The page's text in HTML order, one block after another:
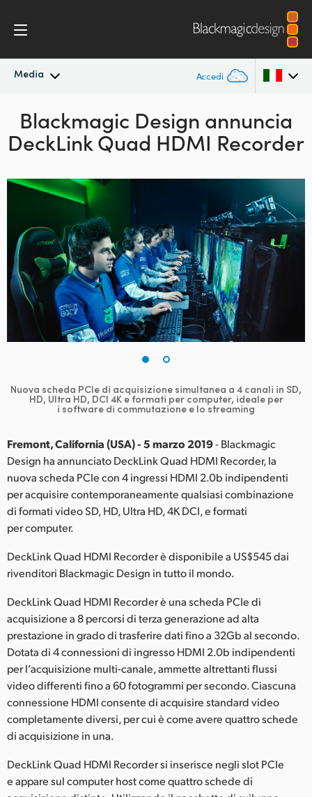
Media Accedi
In primo piano
Archivio
Immagini per i media
Argentina
Australia
Brazil
Canada
China
Denmark
Finland
Germany
Hong Kong SAR, China
India
Italia
Japan
Korea
Malaysia
Netherlands
New Zealand
Norway
Poland
Singapore
Blackmagic Design annuncia
DeckLink Quad HDMI Recorder
Nuova scheda PCIe di acquisizione simultanea a 4 canali in SD,
HD, Ultra HD, DCI 4K e formati per computer, ideale per
i software di commutazione e lo streaming
Fremont, California (USA) - 5 marzo 2019- Blackmagic
Design ha annunciato DeckLink Quad HDMI Recorder, la
nuova scheda PCIe con 4 ingressi HDMI 2.0b indipendenti
per acquisire contemporaneamente qualsiasi combinazione
di formati video SD, HD, Ultra HD, 4K DCI, e formati
per computer.
DeckLink Quad HDMI Recorder è disponibile a US$545 dai
rivenditori Blackmagic Design in tutto il mondo.
DeckLink Quad HDMI Recorder è una scheda PCIe di
acquisizione a 8 percorsi di terza generazione ad alta
prestazione in grado di trasferire dati fino a 32Gb al secondo.
Dotata di 4 connessioni di ingresso HDMI 2.0b indipendenti
per l’acquisizione multi-canale, ammette altrettanti flussi
video differenti fino a 60 fotogrammi per secondo. Ciascuna
connessione HDMI consente di acquisire standard video
completamente diversi, per cui è come avere quattro schede
di acquisizione in una.
DeckLink Quad HDMI Recorder si inserisce negli slot PCIe
e appare sul computer host come quattro schede di